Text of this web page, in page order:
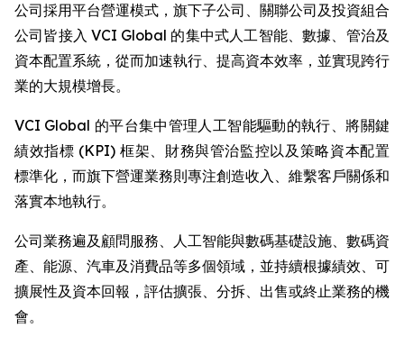
公司採用平台營運模式，旗下子公司、關聯公司及投資組合
公司皆接入 VCI Global 的集中式人工智能、數據、管治及
資本配置系統，從而加速執行、提高資本效率，並實現跨行
業的大規模增長。
VCI Global 的平台集中管理人工智能驅動的執行、將關鍵
績效指標 (KPI) 框架、財務與管治監控以及策略資本配置
標準化，而旗下營運業務則專注創造收入、維繫客戶關係和
落實本地執行。
公司業務遍及顧問服務、人工智能與數碼基礎設施、數碼資
產、能源、汽車及消費品等多個領域，並持續根據績效、可
擴展性及資本回報，評估擴張、分拆、出售或終止業務的機
會。